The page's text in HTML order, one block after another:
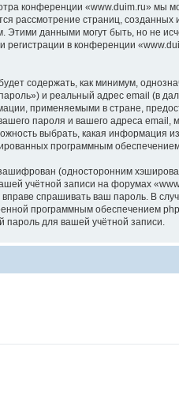
конференции «www.duim.ru» мы
рассмотрение страниц,
Этими данными могут быть, но не
регистрации в конференции
содержать, как минимум,
и реальный адрес email (в
применяемыми в стране,
пароля и вашего адреса email,
выбрать, какая информация
программным
(односторонним
учётной записи на форумах
вправе спрашивать ваш пароль. В
программным обеспечением
пароль для вашей учётной записи.